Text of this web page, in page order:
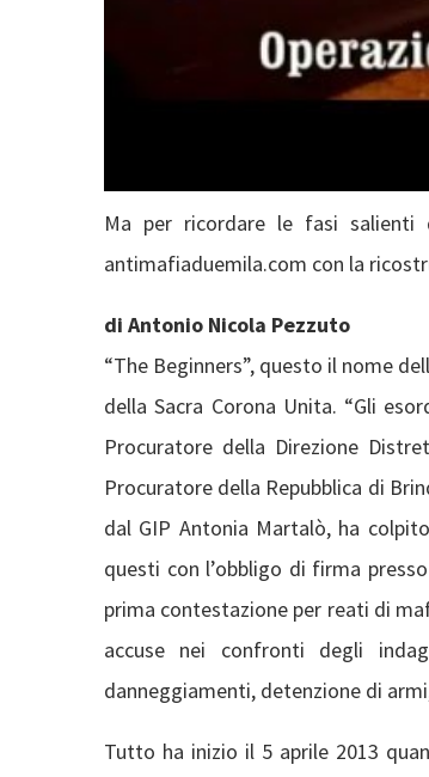
Ma per ricordare le fasi salienti
antimafiaduemila.com con la
di Antonio Nicola Pezzuto
“The Beginners”, questo il nome
della Sacra Corona Unita. “Gli
Procuratore della Direzione
Procuratore della Repubblica di
dal GIP Antonia Martalò, ha
questi con l’obbligo di firma
prima contestazione per reati di
accuse nei confronti degli
danneggiamenti, detenzione di
Tutto ha inizio il 5 aprile 2013